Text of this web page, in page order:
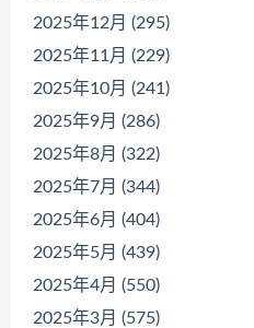
2025年12月 (295)
2025年11月 (229)
2025年10月 (241)
2025年9月 (286)
2025年8月 (322)
2025年7月 (344)
2025年6月 (404)
2025年5月 (439)
2025年4月 (550)
2025年3月 (575)